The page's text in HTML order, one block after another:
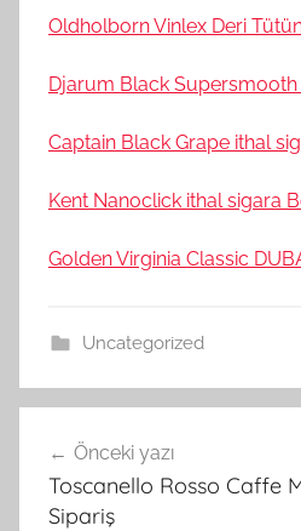
Oldholborn Vinlex Deri
Djarum Black Supersmooth
Captain Black Grape ithal
Kent Nanoclick ithal sigara
Golden Virginia Classic
Uncategorized
gezinmesi
Önceki yazı
Toscanello Rosso Caffe
Sipariş